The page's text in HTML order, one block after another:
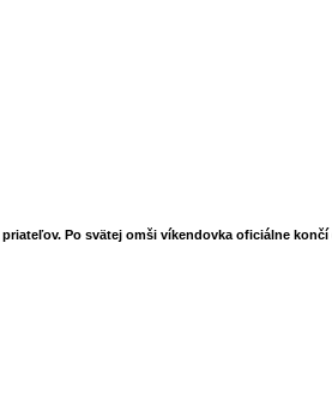
Po svätej omši víkendovka oficiálne končí